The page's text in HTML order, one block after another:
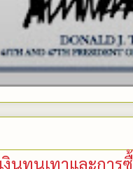
นทุนเทาและการ